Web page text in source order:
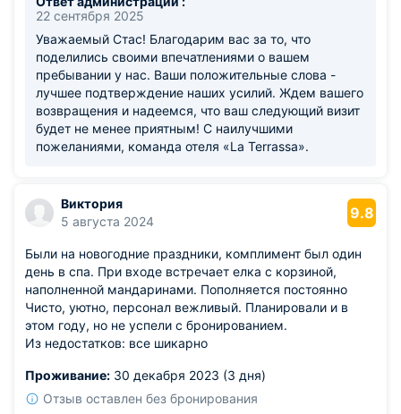
22 сентября 2025
Уважаемый Стас! Благодарим вас за то, что
поделились своими впечатлениями о вашем
пребывании у нас. Ваши положительные слова -
лучшее подтверждение наших усилий. Ждем вашего
возвращения и надеемся, что ваш следующий визит
будет не менее приятным! С наилучшими
пожеланиями, команда отеля «La Terrassa».
Виктория
5 августа 2024
9.8
Были на новогодние праздники, комплимент был один
день в спа. При входе встречает елка с корзиной,
наполненной мандаринами. Пополняется постоянно
Чисто, уютно, персонал вежливый. Планировали и в
этом году, но не успели с бронированием.
Из недостатков: все шикарно
Проживание: 30 декабря 2023 (3 дня)
Отзыв оставлен без бронирования